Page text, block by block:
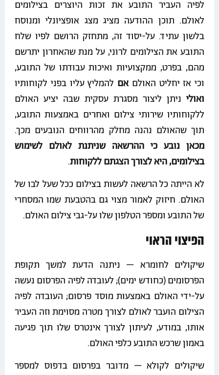
לפיה העביר התובע את זכות היוצרים בצילומים
לאולם. תוכן ההודעה מציג מצג אופציונלי ומנוסח
בלשון עתיד. על-יסוד זה, מתחזק הרושם לפיו שלח
התובע את הצילומים לרוני, על מנת שהאחרון יתרשם
מהם, בפרט, ממקצועיות ואיכות עבודתו של התובע,
וכי אז יחליט האולםאם להמליץ עליו בפני לקוחותיו
ואולי ניתן ליצור מסגרת עסקית שבה יציע האולם
ללקוחותיו שירותי צילום ואחרים באמצעות התובע,
תוך שהאולם נהנה מחלק מהרווחים הנובעים מכך.
מכאן נובע כי ההרשאה שניתנת לאולם לשימוש
בצילומים, היא לצורך הצגתם ללקוחות.
לא הייתה כל הרשאה לעשות בצילום ככל שעל לבו של
האולם. חיזוק לאמור מצוי גם בהטבעת שמו המסחרי
של התובע ומספר הטלפון שלו על-גבי צילום האולם.
הפיצוי הראוי
שיקולים לחומרא – ניתנה הדעת למשך תקופת
הפרסומים (כחודש ימים); לעובדה לפיה הפרסום נעשה
על-ידי האולם באמצעות מוסד פרסום; העובדה לפיה
הצילום הועבר לאולם לצורך מטרה מסוימת וזה העביר
אותו, במודע, לעיתון לצורך אינטרס שלו תוך פגיעה
באמון שרכש התובע כלפי האולם.
שיקולים לקולא – מדובר בפרסום בדפוס למספר